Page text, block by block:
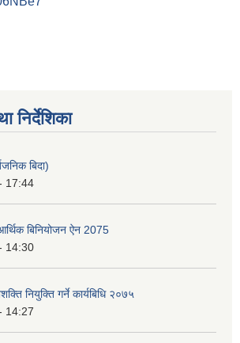
निर्देशिका
बिदा)
17:44
बिनियोजन ऐन 2075
14:30
नियुक्ति गर्ने कार्यबिधि २०७५
14:27